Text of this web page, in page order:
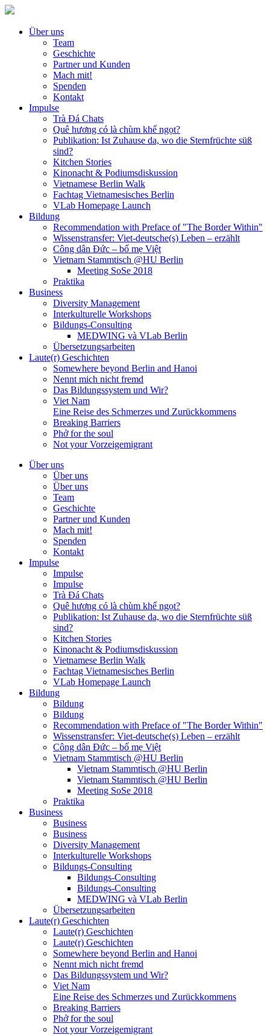
Über uns
Team
Geschichte
Partner und Kunden
Mach mit!
Spenden
Kontakt
Impulse
Trà Đá Chats
Quê hương có là chùm khế ngọt?
Publikation: Ist Zuhause da, wo die Sternfrüchte süß
sind?
Kitchen Stories
Kinonacht & Podiumsdiskussion
Vietnamese Berlin Walk
Fachtag Vietnamesisches Berlin
VLab Homepage Launch
Bildung
Recommendation with Preface of "The Border Within"
Wissenstransfer: Viet-deutsche(s) Leben – erzählt
Công dân Đức – bố mẹ Việt
Vietnam Stammtisch @HU Berlin
Meeting SoSe 2018
Praktika
Business
Diversity Management
Interkulturelle Workshops
Bildungs-Consulting
MEDWING và VLab Berlin
Übersetzungsarbeiten
Laute(r) Geschichten
Somewhere beyond Berlin and Hanoi
Nennt mich nicht fremd
Das Bildungssystem und Wir?
Viet Nam
Eine Reise des Schmerzes und Zurückkommens
Breaking Barriers
Phở for the soul
Not your Vorzeigemigrant
Über uns
Über uns
Über uns
Team
Geschichte
Partner und Kunden
Mach mit!
Spenden
Kontakt
Impulse
Impulse
Impulse
Trà Đá Chats
Quê hương có là chùm khế ngọt?
Publikation: Ist Zuhause da, wo die Sternfrüchte süß
sind?
Kitchen Stories
Kinonacht & Podiumsdiskussion
Vietnamese Berlin Walk
Fachtag Vietnamesisches Berlin
VLab Homepage Launch
Bildung
Bildung
Bildung
Recommendation with Preface of "The Border Within"
Wissenstransfer: Viet-deutsche(s) Leben – erzählt
Công dân Đức – bố mẹ Việt
Vietnam Stammtisch @HU Berlin
Vietnam Stammtisch @HU Berlin
Vietnam Stammtisch @HU Berlin
Meeting SoSe 2018
Praktika
Business
Business
Business
Diversity Management
Interkulturelle Workshops
Bildungs-Consulting
Bildungs-Consulting
Bildungs-Consulting
MEDWING và VLab Berlin
Übersetzungsarbeiten
Laute(r) Geschichten
Laute(r) Geschichten
Laute(r) Geschichten
Somewhere beyond Berlin and Hanoi
Nennt mich nicht fremd
Das Bildungssystem und Wir?
Viet Nam
Eine Reise des Schmerzes und Zurückkommens
Breaking Barriers
Phở for the soul
Not your Vorzeigemigrant